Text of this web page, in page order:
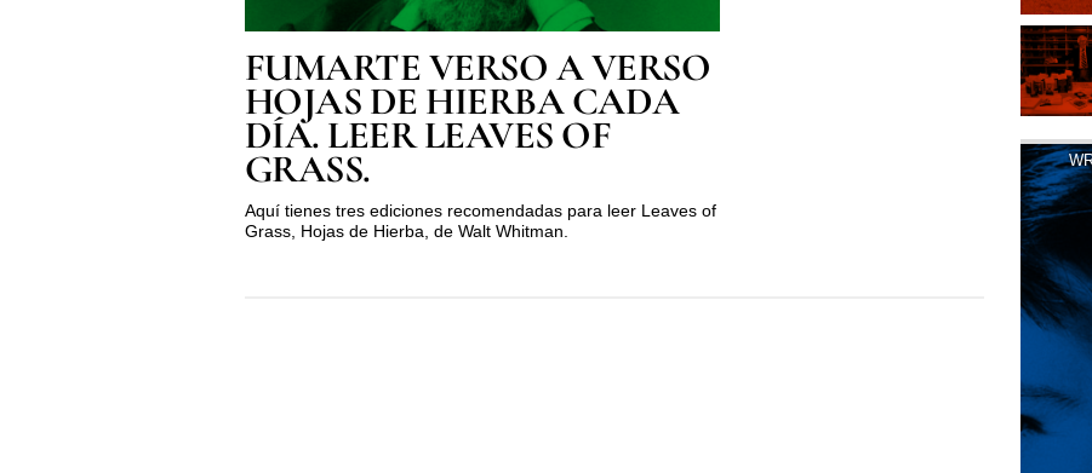
FUMARTE VERSO A VERSO
HOJAS DE HIERBA CADA
DÍA. LEER LEAVES OF
GRASS.
Aquí tienes tres ediciones recomendadas para leer Leaves of
Grass, Hojas de Hierba, de Walt Whitman.